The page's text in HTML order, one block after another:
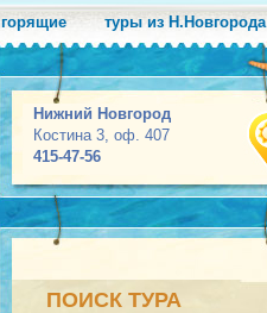
горящие туры из Н.Новгорода
Нижний Новгород
Костина 3, оф. 407
415-47-56
ПОИСК ТУРА